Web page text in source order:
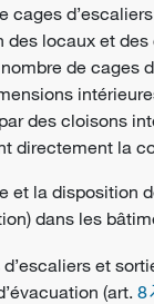
cages
des locaux et
de cages
des cloisons
directement la
et la disposition
dans les
et
(art. 8